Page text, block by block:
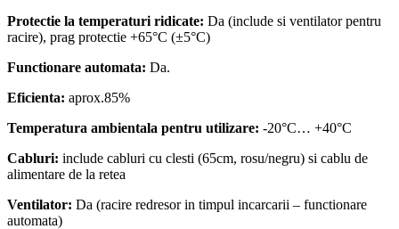
Protectie la temperaturi ridicate: Da (include si ventilator pentru
racire), prag protectie +65°C (±5°C)
Functionare automata: Da.
Eficienta: aprox.85%
Temperatura ambientala pentru utilizare: -20°C… +40°C
Cabluri: include cabluri cu clesti (65cm, rosu/negru) si cablu de
alimentare de la retea
Ventilator: Da (racire redresor in timpul incarcarii – functionare
automata)